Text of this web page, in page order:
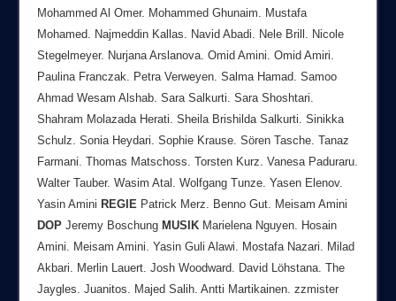
Mohammed Al Omer. Mohammed Ghunaim. Mustafa
Mohamed. Najmeddin Kallas. Navid Abadi. Nele Brill. Nicole
Stegelmeyer. Nurjana Arslanova. Omid Amini. Omid Amiri.
Paulina Franczak. Petra Verweyen. Salma Hamad. Samoo
Ahmad Wesam Alshab. Sara Salkurti. Sara Shoshtari.
Shahram Molazada Herati. Sheila Brishilda Salkurti. Sinikka
Schulz. Sonia Heydari. Sophie Krause. Sören Tasche. Tanaz
Farmani. Thomas Matschoss. Torsten Kurz. Vanesa Paduraru.
Walter Tauber. Wasim Atal. Wolfgang Tunze. Yasen Elenov.
Yasin Amini REGIE Patrick Merz. Benno Gut. Meisam Amini
DOP Jeremy Boschung MUSIK Marielena Nguyen. Hosain
Amini. Meisam Amini. Yasin Guli Alawi. Mostafa Nazari. Milad
Akbari. Merlin Lauert. Josh Woodward. David Löhstana. The
Jaygles. Juanitos. Majed Salih. Antti Martikainen. zzmister